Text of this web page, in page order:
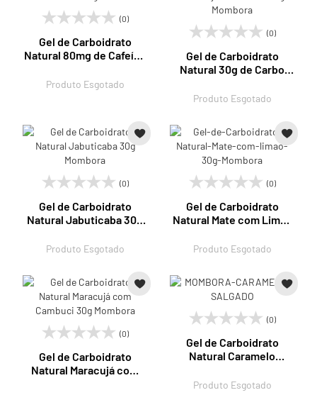
(0)
Gel de Carboidrato
Natural 80mg de Cafeína
Mombora
Produto Esgotado
(0)
Gel de Carboidrato
Natural 30g de Carbo
Mombora
Produto Esgotado
(0)
Gel de Carboidrato
Natural Jabuticaba 30g
Produto Esgotado
(0)
Gel de Carboidrato
Natural Mate com Limão
Produto Esgotado
(0)
Gel de Carboidrato
Natural Maracujá com
(0)
Gel de Carboidrato
Natural Caramelo
Produto Esgotado